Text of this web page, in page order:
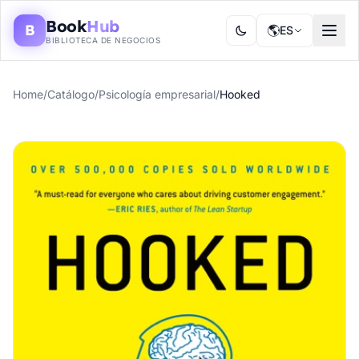
B BookHub
BIBLIOTECA DE NEGOCIOS
🌎ES
Home/Catálogo/Psicología empresarial/Hooked